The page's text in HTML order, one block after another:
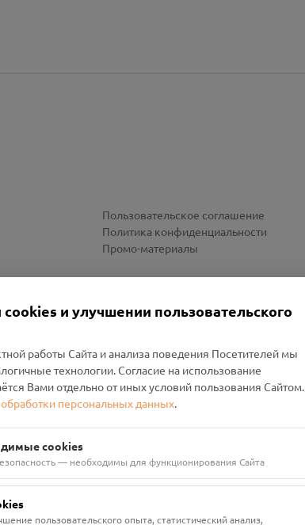
Пользовательское соглашение
Политика конфиденциальности
Промо-материалы
Помним»
улица Западная, д. 26А, пом. 18
и улучшении пользовательского
работы Сайта и анализа поведения Посетителей мы
технологии. Согласие на использование
Вами отдельно от иных условий пользования Сайтом.
персональных данных.
cookies
— необходимы для функционирования Сайта
пользовательского опыта, статистический анализ,